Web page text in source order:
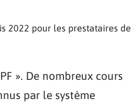
2022 pour les prestataires de
». De nombreux cours
par le système